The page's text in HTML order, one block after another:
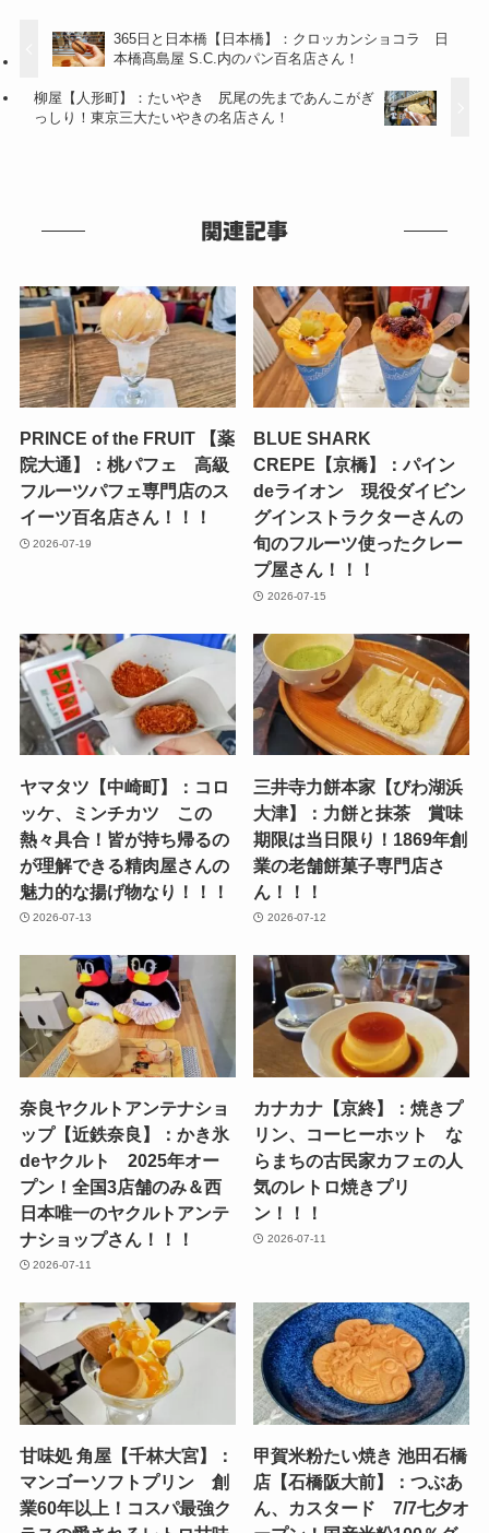
365日と日本橋【日本橋】：クロッカンショコラ 日
本橋髙島屋 S.C.内のパン百名店さん！
柳屋【人形町】：たいやき 尻尾の先まであんこがぎ
っしり！東京三大たいやきの名店さん！
関連記事
PRINCE of the FRUIT 【薬
院大通】：桃パフェ 高級
フルーツパフェ専門店のス
イーツ百名店さん！！！
2026-07-19
BLUE SHARK
CREPE【京橋】：パイン
deライオン 現役ダイビン
グインストラクターさんの
旬のフルーツ使ったクレー
プ屋さん！！！
2026-07-15
ヤマタツ【中崎町】：コロ
ッケ、ミンチカツ この
熱々具合！皆が持ち帰るの
が理解できる精肉屋さんの
魅力的な揚げ物なり！！！
2026-07-13
三井寺力餅本家【びわ湖浜
大津】：力餅と抹茶 賞味
期限は当日限り！1869年創
業の老舗餅菓子専門店さ
ん！！！
2026-07-12
奈良ヤクルトアンテナショ
ップ【近鉄奈良】：かき氷
deヤクルト 2025年オー
プン！全国3店舗のみ＆西
日本唯一のヤクルトアンテ
ナショップさん！！！
2026-07-11
カナカナ【京終】：焼きプ
リン、コーヒーホット な
らまちの古民家カフェの人
気のレトロ焼きプリ
ン！！！
2026-07-11
甘味処 角屋【千林大宮】：
マンゴーソフトプリン 創
業60年以上！コスパ最強ク
甲賀米粉たい焼き 池田石橋
店【石橋阪大前】：つぶあ
ん、カスタード 7/7七夕オ